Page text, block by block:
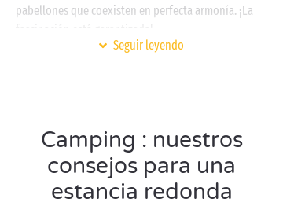
pabellones que coexisten en perfecta armonía. ¡La
bretón. Entre lasactividades deportivasy recreativas
en familia, los baños en el parque acuático y los
instantes de relajación en el spa, su estancia en
camping superará todas sus expectativas. No espere
Seguir leyendo
Camping : nuestros
consejos para una
estancia redonda